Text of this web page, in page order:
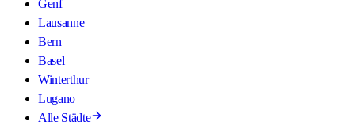
Genf
Lausanne
Bern
Basel
Winterthur
Lugano
Alle Städte